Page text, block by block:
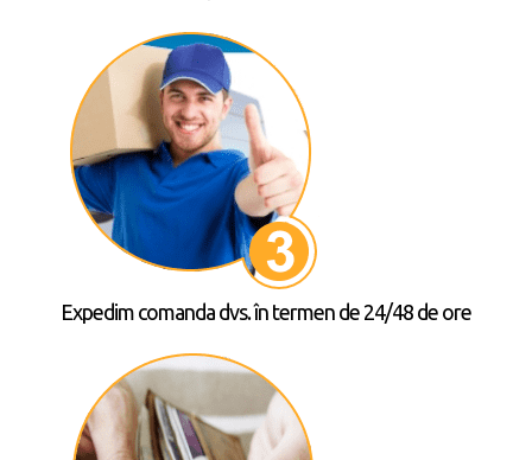
Expedim comanda dvs. în termen de 24/48 de ore